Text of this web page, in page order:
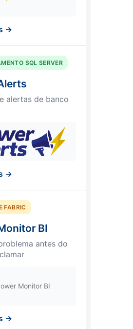
→
SQL SERVER
alertas de banco
→
FABRIC
BI
antes do
→